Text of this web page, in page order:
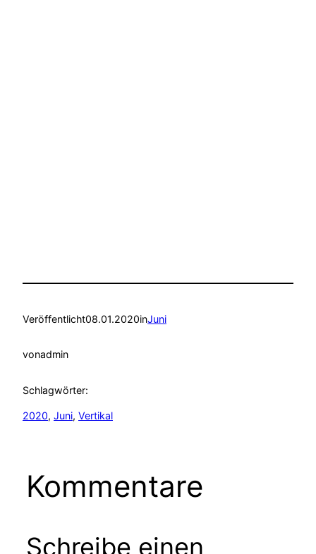
Veröffentlicht08.01.2020inJuni
vonadmin
Schlagwörter:
2020, Juni, Vertikal
Kommentare
Schreibe einen